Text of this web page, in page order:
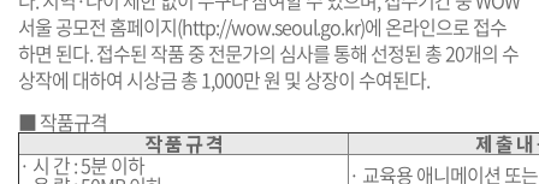
서울 공모전 홈페이지(http://wow.seoul.go.kr)에 온라인으로 접수
하면 된다. 접수된 작품 중 전문가의 심사를 통해 선정된 총 20개의 수
상작에 대하여 시상금 총 1,000만 원 및 상장이 수여된다.
■ 작품규격
작 품 규 격 제 출 내
· 시 간 : 5분 이하 · 교육용 애니메이션 또